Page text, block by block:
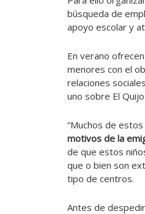
búsqueda de
apoyo escolar y
En verano
menores con el
relaciones
uno sobre El
“Muchos de
motivos de la
de que estos
que o bien son
tipo de centros.
Antes de